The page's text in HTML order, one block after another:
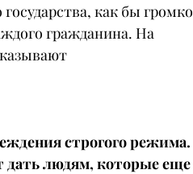
как бы громко
гражданина. На
строгого режима.
дать людям, которые еще